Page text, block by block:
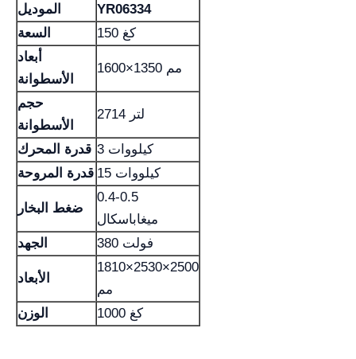
الموديل
YR06334
السعة
150 كغ
أبعاد
الأسطوانة
1600×1350 مم
حجم
الأسطوانة
2714 لتر
قدرة المحرك
3 كيلووات
قدرة المروحة
15 كيلووات
ضغط البخار
0.4-0.5
ميغاباسكال
الجهد
380 فولت
الأبعاد
1810×2530×2500
مم
الوزن
1000 كغ